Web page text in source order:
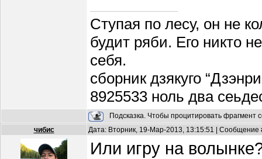
Ступая по лесу, он не
будит ряби. Его никто
себя.
сборник дзякуго
8925533 ноль два
Подсказка. Чтобы процитировать фрагмент
чибис
Дата: Вторник, 19-Мар-2013, 13:15:51 | Сообщение
Или игру на